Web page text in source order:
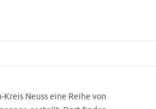
Neuss eine Reihe von